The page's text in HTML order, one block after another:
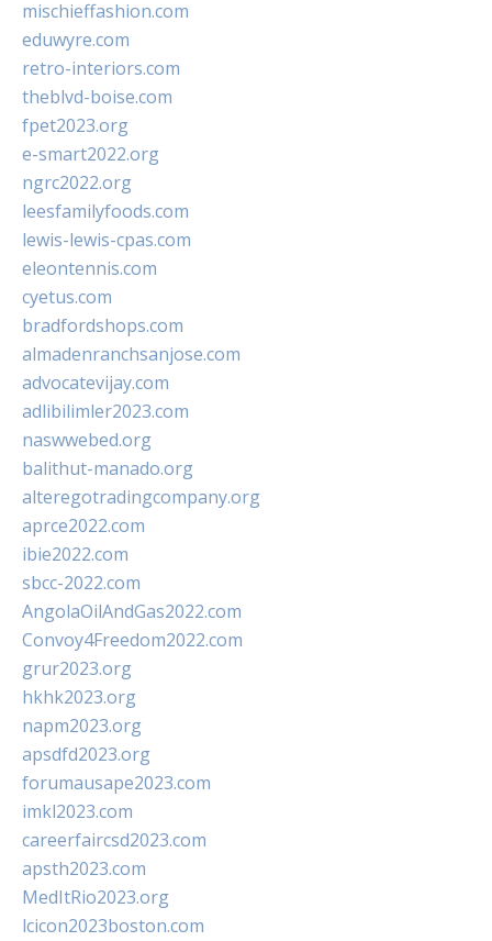
mischieffashion.com
eduwyre.com
retro-interiors.com
theblvd-boise.com
fpet2023.org
e-smart2022.org
ngrc2022.org
leesfamilyfoods.com
lewis-lewis-cpas.com
eleontennis.com
cyetus.com
bradfordshops.com
almadenranchsanjose.com
advocatevijay.com
adlibilimler2023.com
naswwebed.org
balithut-manado.org
alteregotradingcompany.org
aprce2022.com
ibie2022.com
sbcc-2022.com
AngolaOilAndGas2022.com
Convoy4Freedom2022.com
grur2023.org
hkhk2023.org
napm2023.org
apsdfd2023.org
forumausape2023.com
imkl2023.com
careerfaircsd2023.com
apsth2023.com
MedItRio2023.org
lcicon2023boston.com